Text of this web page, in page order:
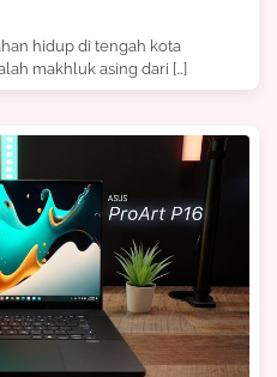
hidup di tengah kota
makhluk asing dari […]